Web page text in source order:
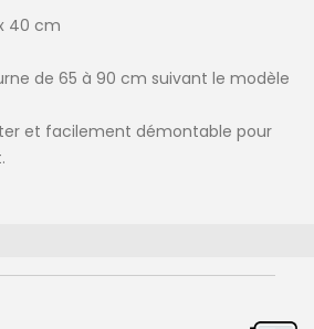
40 cm
de 65 à 90 cm suivant le modèle
et facilement démontable pour